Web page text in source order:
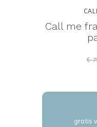
Call me
€
gratis